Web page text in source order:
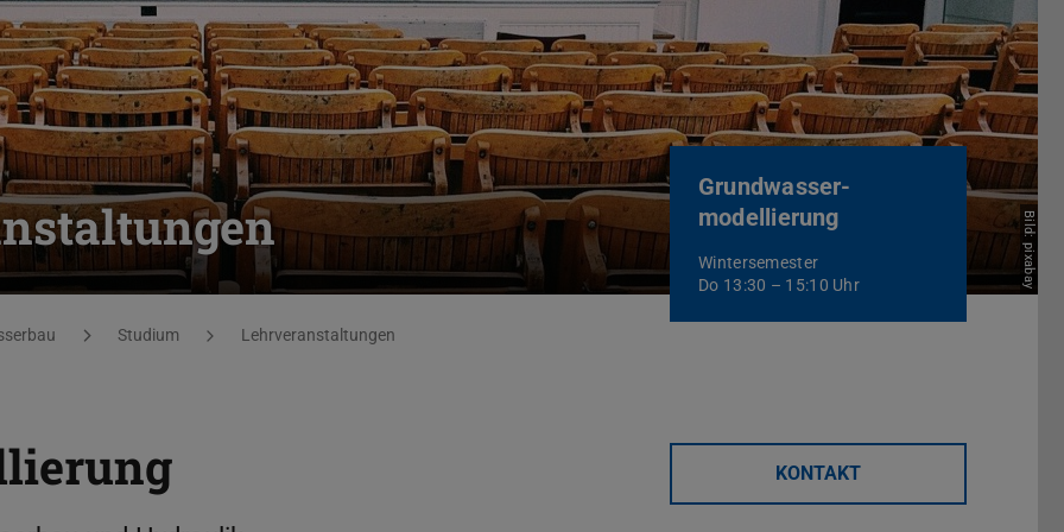
Grundwasser-
modellierung
Wintersemester
Do 13:30 – 15:10 Uhr
Bild: pixabay
Studium Lehrveranstaltungen
KONTAKT